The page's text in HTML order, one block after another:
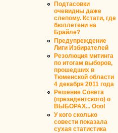
Подтасовки
очевидны даже
слепому. Кстати, где
бюллетени на
Брайле?
Предупреждение
Лиги Избирателей
Резолюция митинга
по итогам выборов,
прошедших в
Тюменской области
4 декабря 2011 года
Решение Совета
(президентского) о
ВЫБОРАХ... Ооо!
У кого сколько
совести показала
сухая статистика